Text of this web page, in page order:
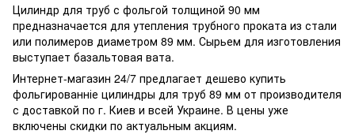
Цилиндр для труб с фольгой толщиной 90 мм
предназначается для утепления трубного проката из стали
или полимеров диаметром 89 мм. Сырьем для изготовления
выступает базальтовая вата.
Интернет-магазин 24/7 предлагает дешево купить
фольгированніе цилиндры для труб 89 мм от производителя
с доставкой по г. Киев и всей Украине. В цены уже
включены скидки по актуальным акциям.